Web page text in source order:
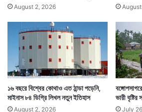
ট August 2, 2026
১৬ বছরে বিশ্বের কোথাও এত ঠান্ডা পড়েনি,
মাইনাস ৮৪ ডিগ্রি লিখল নতুন ইতিহাস
August 2, 2026
ভারী
July